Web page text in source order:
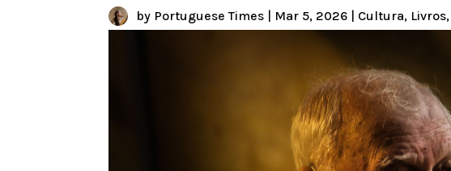
by Portuguese Times Mar 5, 2026 Cultura, Livros,